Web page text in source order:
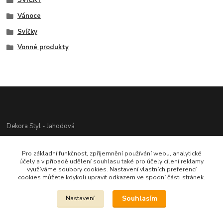
Vánoce
Svíčky
Vonné produkty
Dekora Styl - Jahodová
721312944
info@zbozi-darky.cz
Pro základní funkčnost, zpříjemnění používání webu, analytické
účely a v případě udělení souhlasu také pro účely cílení reklamy
využíváme soubory cookies. Nastavení vlastních preferencí
cookies můžete kdykoli upravit odkazem ve spodní části stránek.
Nastavení Souhlasím